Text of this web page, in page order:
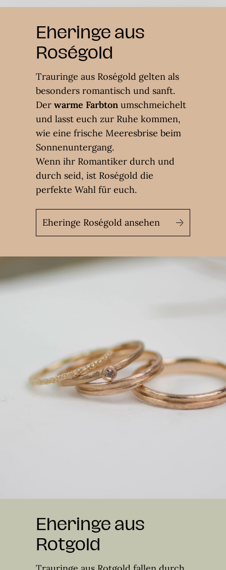
Eheringe aus
Roségold
Trauringe aus Roségold gelten als
besonders romantisch und sanft.
Der warme Farbton umschmeichelt
und lasst euch zur Ruhe kommen,
wie eine frische Meeresbrise beim
Sonnenuntergang.
Wenn ihr Romantiker durch und
durch seid, ist Roségold die
perfekte Wahl für euch.
Eheringe Roségold ansehen
Eheringe aus
Rotgold